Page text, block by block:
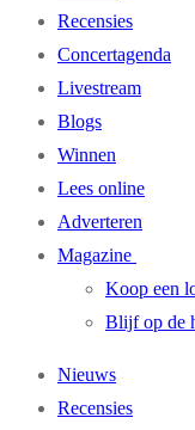
Recensies
Concertagenda
Livestream
Blogs
Winnen
Lees online
Adverteren
Magazine
Koop een
Blijf op de
Nieuws
Recensies